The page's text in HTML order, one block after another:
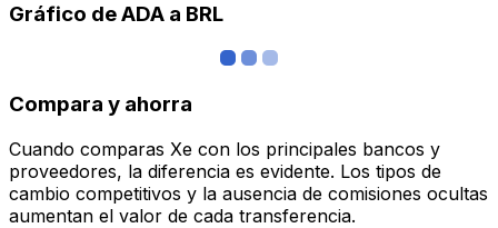
Gráfico de ADA a BRL
Compara y ahorra
Cuando comparas Xe con los principales bancos y
proveedores, la diferencia es evidente. Los tipos de
cambio competitivos y la ausencia de comisiones ocultas
aumentan el valor de cada transferencia.